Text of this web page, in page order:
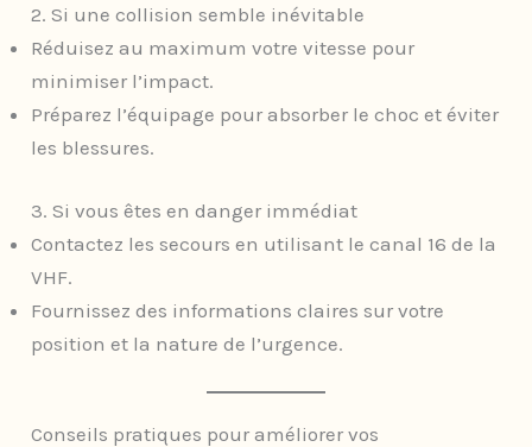
2. Si une collision semble inévitable
Réduisez au maximum votre vitesse pour
minimiser l’impact.
Préparez l’équipage pour absorber le choc et éviter
les blessures.
3. Si vous êtes en danger immédiat
Contactez les secours en utilisant le canal 16 de la
VHF.
Fournissez des informations claires sur votre
position et la nature de l’urgence.
Conseils pratiques pour améliorer vos